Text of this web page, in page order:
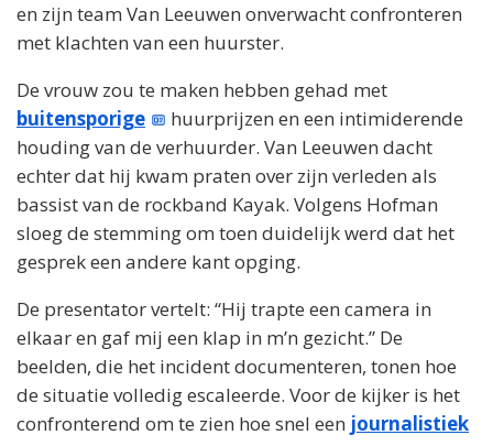
en zijn team Van Leeuwen onverwacht confronteren
met klachten van een huurster.
De vrouw zou te maken hebben gehad met
buitensporige
huurprijzen en een intimiderende
houding van de verhuurder. Van Leeuwen dacht
echter dat hij kwam praten over zijn verleden als
bassist van de rockband Kayak. Volgens Hofman
sloeg de stemming om toen duidelijk werd dat het
gesprek een andere kant opging.
De presentator vertelt: “Hij trapte een camera in
elkaar en gaf mij een klap in m’n gezicht.” De
beelden, die het incident documenteren, tonen hoe
de situatie volledig escaleerde. Voor de kijker is het
confronterend om te zien hoe snel een journalistiek